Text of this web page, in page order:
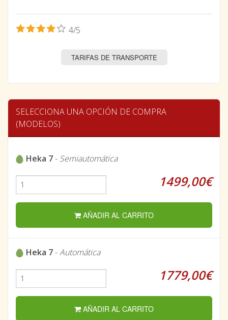
4/5
TARIFAS DE TRANSPORTE
SELECCIONA UNA OPCIÓN DE COMPRA
(MODELOS)
Heka 7- Semiautomática
1499,00€
AÑADIR AL CARRITO
Heka 7-Automática
1779,00€
AÑADIR AL CARRITO